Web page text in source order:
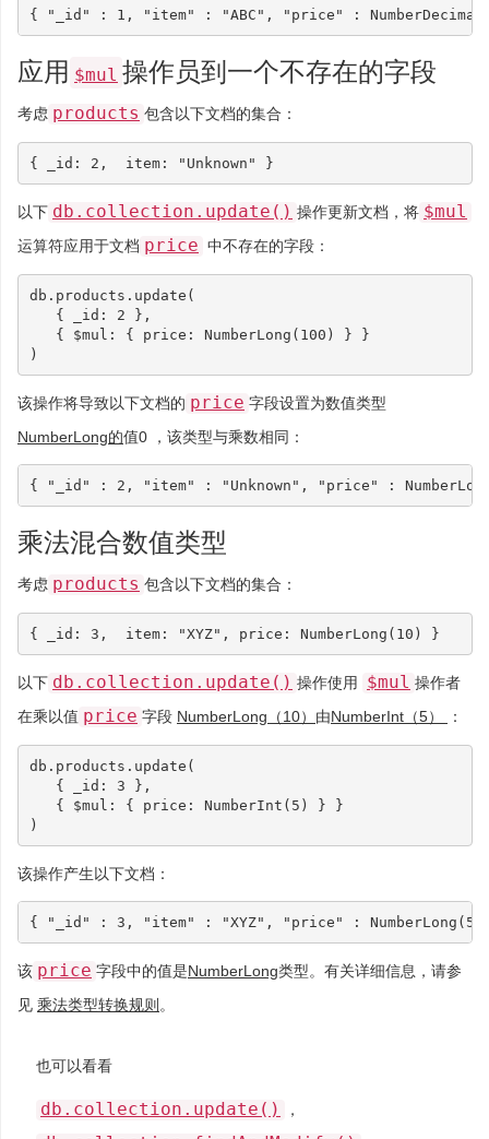
{ "_id" : 1 , "item" : "ABC" , "price" : NumberDecimal
应用 $mul 操作员到一个不存在的字段
考虑 products 包含以下文档的集合：
{ _id : 2 , item: "Unknown" }
以下 db.collection.update() 操作更新文档，将 $mul
运算符应用于文档 price 中不存在的字段：
db . products . update (
{
_id : 2
},
{
$mul : { price : NumberLong ( 100 ) }
}
)
该操作将导致以下文档的 price 字段设置为数值类型
NumberLong的值0 ，该类型与乘数相同：
{ "_id" : 2 , "item" : "Unknown" , "price" :
乘法混合数值类型
考虑 products 包含以下文档的集合：
{ _id : 3 , item: "XYZ" , price : NumberLong ( 10 ) }
以下 db.collection.update() 操作使用 $mul 操作者
在乘以值 price 字段 NumberLong（10） 由NumberInt（5） ：
db . products . update (
{
_id : 3
},
{
$mul : { price : NumberInt ( 5 ) }
}
)
该操作产生以下文档：
{ "_id" : 3 , "item" : "XYZ" , "price" : NumberLong ( 50
该 price 字段中的值是NumberLong类型。有关详细信息，请参
见 乘法类型转换规则 。
也可以看看
db.collection.update() ，